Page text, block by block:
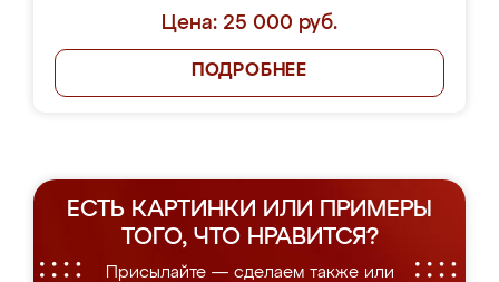
Цена: 25 000 руб.
ПОДРОБНЕЕ
ЕСТЬ КАРТИНКИ ИЛИ ПРИМЕРЫ
ТОГО, ЧТО НРАВИТСЯ?
Присылайте — сделаем также или